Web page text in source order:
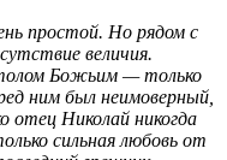
простой. Но рядом с
величия.
Божьим — только
ним был неимоверный,
отец Николай никогда
сильная любовь от